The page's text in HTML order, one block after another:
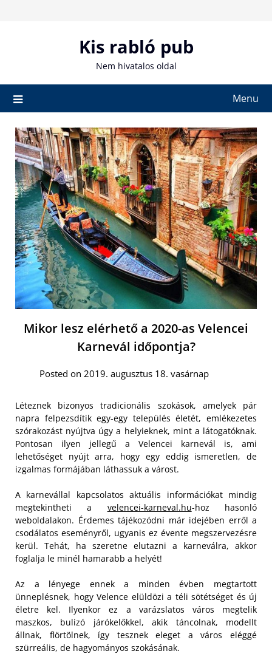
Kis rabló pub
Nem hivatalos oldal
Menu
Mikor lesz elérhető a 2020-as Velencei
Karnevál időpontja?
Posted on 2019. augusztus 18. vasárnap
Léteznek bizonyos tradicionális szokások, amelyek pár
napra felpezsdítik egy-egy település életét, emlékezetes
szórakozást nyújtva úgy a helyieknek, mint a látogatóknak.
Pontosan ilyen jellegű a Velencei karnevál is, ami
lehetőséget nyújt arra, hogy egy eddig ismeretlen, de
izgalmas formájában láthassuk a várost.
A karnevállal kapcsolatos aktuális információkat mindig
megtekintheti a velencei-karneval.hu-hoz hasonló
weboldalakon. Érdemes tájékozódni már idejében erről a
csodálatos eseményről, ugyanis ez évente megszervezésre
kerül. Tehát, ha szeretne elutazni a karneválra, akkor
foglalja le minél hamarabb a helyét!
Az a lényege ennek a minden évben megtartott
ünneplésnek, hogy Velence elüldözi a téli sötétséget és új
életre kel. Ilyenkor ez a varázslatos város megtelik
maszkos, bulizó járókelőkkel, akik táncolnak, modellt
állnak, flörtölnek, így tesznek eleget a város eléggé
szürreális, de hagyományos szokásának.